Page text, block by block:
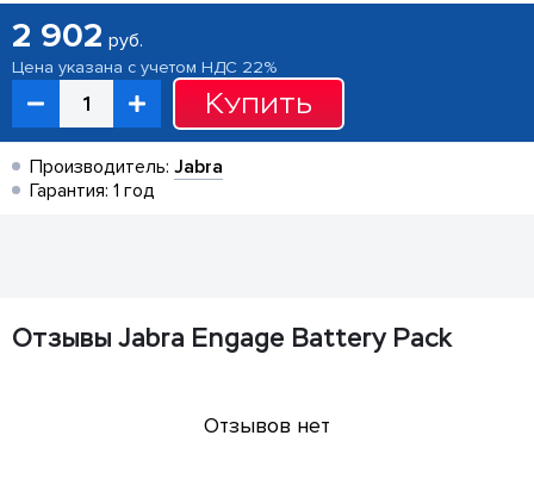
2 902 руб.
Цена указана с учетом НДС 22%
Купить
Производитель: Jabra
Гарантия: 1 год
Отзывы Jabra Engage Battery Pack
Отзывов нет